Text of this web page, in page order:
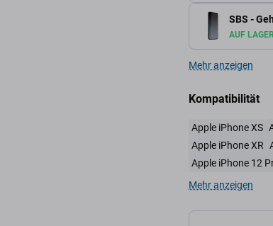
SBS -
AUF
Mehr anzeigen
Kompatibilität
Apple iPhone XS
Apple iPhone XR
Apple iPhone 12
Mehr anzeigen